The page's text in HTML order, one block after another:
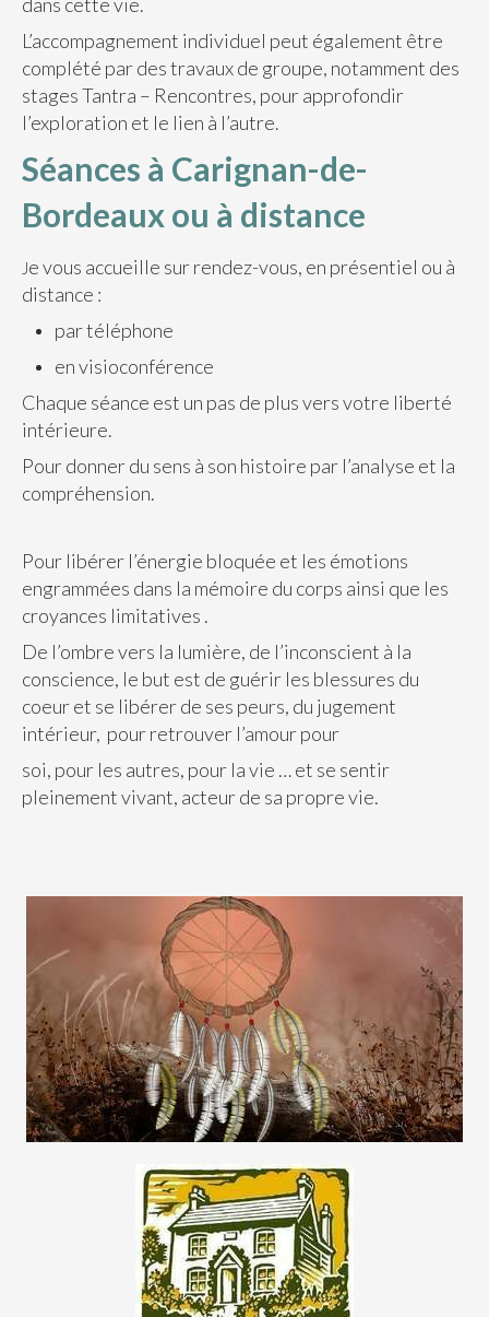
L’accompagnement individuel peut également être
complété par des travaux de groupe, notamment des
stages Tantra – Rencontres, pour approfondir
l’exploration et le lien à l’autre.
Séances à Carignan-de-
Bordeaux ou à distance
Je vous accueille sur rendez-vous, en présentiel ou à
distance :
par téléphone
en visioconférence
Chaque séance est un pas de plus vers votre liberté
intérieure.
Pour donner du sens à son histoire par l’analyse et la
compréhension.
Pour libérer l’énergie bloquée et les émotions
engrammées dans la mémoire du corps ainsi que les
croyances limitatives .
De l’ombre vers la lumière, de l’inconscient à la
conscience, le but est de guérir les blessures du
coeur et se libérer de ses peurs, du jugement
intérieur, pour retrouver l’amour pour
soi, pour les autres, pour la vie … et se sentir
pleinement vivant, acteur de sa propre vie.